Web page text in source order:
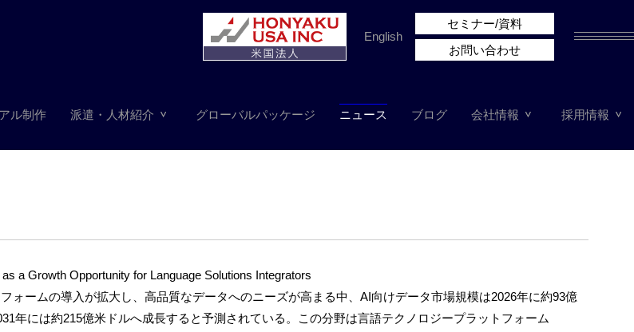
ル制作 派遣・人材紹介 グローバルパッケージ ニュース ブログ 会社情報 採用情報
English
セミナー/資料
お問い合わせ
a Growth Opportunity for Language Solutions Integrators
ォームの導入が拡大し、高品質なデータへのニーズが高まる中、AI向けデータ市場規模は2026年に約93億
年には約215億米ドルへ成長すると予測されている。この分野は言語テクノロジープラットフォーム